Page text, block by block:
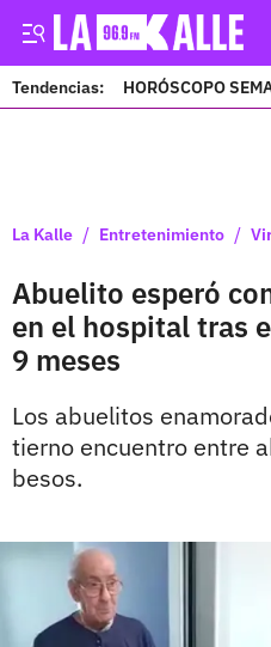
Tendencias: HORÓSCOPO
La Kalle / Entretenimiento /
Abuelito esperó
en el hospital tras
9 meses
Los abuelitos
tierno encuentro entre
besos.